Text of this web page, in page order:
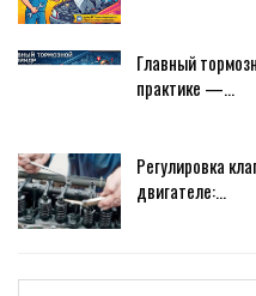
Главный
практике —…
Регулировка
двигателе:…